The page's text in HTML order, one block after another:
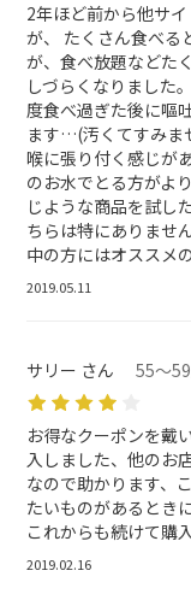
2年ほど前から他サ
が、 たくさん食べる
が、食べ放題などた
しづらくなりました
度食べ過ぎた後に嘔
ます…(汚くてすみま
喉に張り付く感じが
のお水でとる方がよ
じような商品を試し
ちらは特にありませ
中の方にはオススメ
2019.05.11
サリー さん 55～
お得なクーポンを戴
入しました、他のお
なので助かります、
たいものがあるとき
これからも続けて購
2019.02.16